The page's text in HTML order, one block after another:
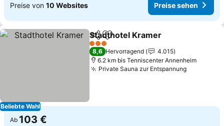
Preise von 10 Websites Preise sehen
Beliebte Wahl
TeilenZu Favoriten hinzufügen
Stadthotel Kramer
3 Sterne
8,6 Hervorragend
4.015
6.2 km bis Tenniscenter Annenheim
Private Sauna zur Entspannung
Ab 103 €